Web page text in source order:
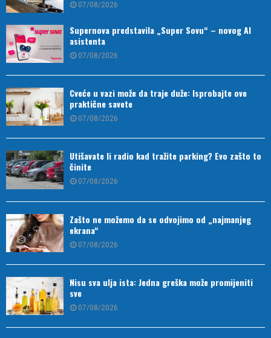
07/08/2026
Supernova predstavila „Super Sovu“ – novog AI
asistenta
07/08/2026
Cveće u vazi može da traje duže: Isprobajte ove
praktične savete
07/08/2026
Utišavate li radio kad tražite parking? Evo zašto to
činite
07/08/2026
Zašto ne možemo da se odvojimo od „najmanjeg
ekrana“
07/08/2026
Nisu sva ulja ista: Jedna greška može promijeniti
sve
07/08/2026